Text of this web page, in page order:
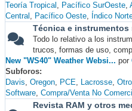
Teoría Tropical
Pacífico SurOeste
Central
Pacífico Oeste Índico
Técnica e instrumentos
Todo lo relativo a los
trucos, formas de uso,
New "WS40" Weather Websi... por
Subforos
Davis Oregon PCE Lacrosse
Software Compra/Venta No
Revista RAM y otros